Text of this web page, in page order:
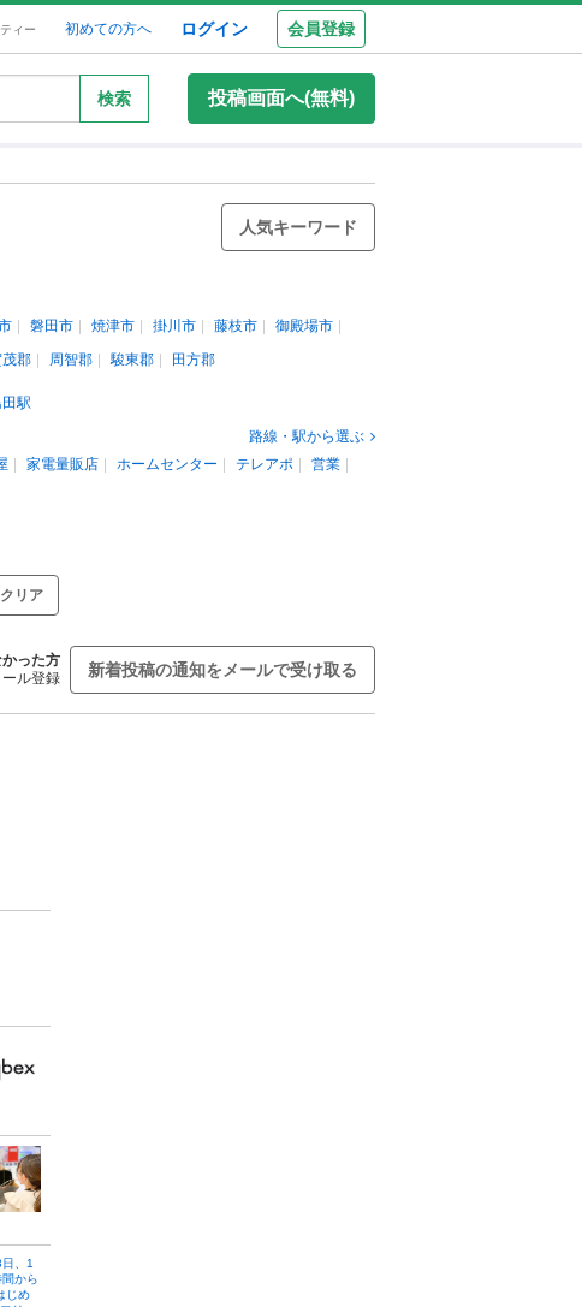
ィー 初めての方へ ログイン 会員登録
検索 投稿画面へ(無料)
人気キーワード
磐田市 焼津市 掛川市 藤枝市
御殿場市
郡 周智郡 駿東郡 田方郡
駅
路線・駅から選ぶ
家電量販店 ホームセンター テレアポ
営業
クリア
った方
ル登録
新着投稿の通知をメールで受け取る